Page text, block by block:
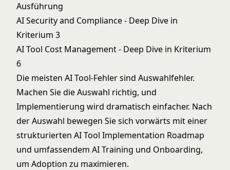
Ausführung
AI Security and Compliance- Deep Dive in
Kriterium 3
AI Tool Cost Management- Deep Dive in Kriterium
6
Die meisten AI Tool-Fehler sind Auswahlfehler.
Machen Sie die Auswahl richtig, und
Implementierung wird dramatisch einfacher. Nach
der Auswahl bewegen Sie sich vorwärts mit einer
strukturierten AI Tool Implementation Roadmap
und umfassendem AI Training und Onboarding,
um Adoption zu maximieren.